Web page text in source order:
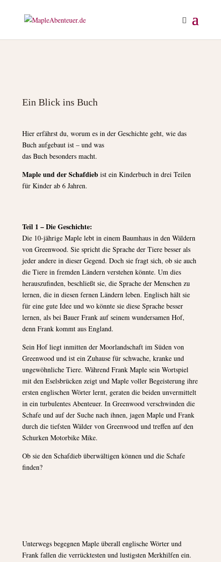
Ein Blick ins Buch
Hier erfährst du, worum es in der Geschichte geht, wie das
Buch aufgebaut ist – und was
das Buch besonders macht.
Maple und der Schafdiebist ein Kinderbuch in drei Teilen
für Kinder ab 6 Jahren.
Teil 1 – Die Geschichte:
Die 10-jährige Maple lebt in einem Baumhaus in den Wäldern
von Greenwood. Sie spricht die Sprache der Tiere besser als
jeder andere in dieser Gegend. Doch sie fragt sich, ob sie auch
die Tiere in fremden Ländern verstehen könnte. Um dies
herauszufinden, beschließt sie, die Sprache der Menschen zu
lernen, die in diesen fernen Ländern leben. Englisch hält sie
für eine gute Idee und wo könnte sie diese Sprache besser
lernen, als bei Bauer Frank auf seinem wundersamen Hof,
denn Frank kommt aus England.
Sein Hof liegt inmitten der Moorlandschaft im Süden von
Greenwood und ist ein Zuhause für schwache, kranke und
ungewöhnliche Tiere. Während Frank Maple sein Wortspiel
mit den Eselsbrücken zeigt und Maple voller Begeisterung ihre
ersten englischen Wörter lernt, geraten die beiden unvermittelt
in ein turbulentes Abenteuer. In Greenwood verschwinden die
Schafe und auf der Suche nach ihnen, jagen Maple und Frank
durch die tiefsten Wälder von Greenwood und treffen auf den
Schurken Motorbike Mike.
Ob sie den Schafdieb überwältigen können und die Schafe
finden?
Unterwegs begegnen Maple überall englische Wörter und
Frank fallen die verrücktesten und lustigsten Merkhilfen ein.